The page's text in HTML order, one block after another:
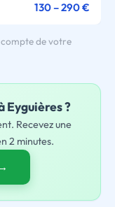
130 – 290 €
de votre
Eyguières ?
Recevez une
2 minutes.